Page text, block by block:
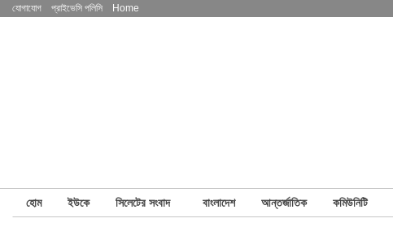
যোগাযোগ প্রাইভেসি পলিসি Home
হোম ইউকে সিলেটের সংবাদ বাংলাদেশ আন্তর্জাতিক কমিউনিটি